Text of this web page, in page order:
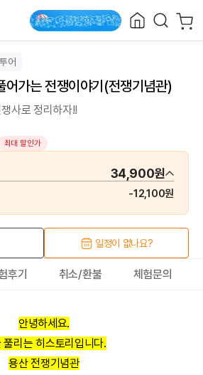
어
어가는 전쟁이야기(전쟁기념관)
사로 정리하자!!
최대 할인가
34,900원
-12,100원
일정이 없나요?
후기 취소/환불 체험문의
안녕하세요.
풀리는 히스토리입니다.
용산 전쟁기념관